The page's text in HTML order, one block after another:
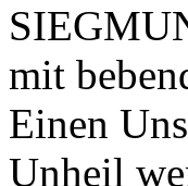
mit
Einen
Unheil